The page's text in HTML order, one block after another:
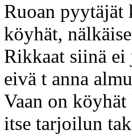
Ruoan pyytäjät
köyhät,
Rikkaat siinä ei
eivä t anna
Vaan on
itse tarjoilun